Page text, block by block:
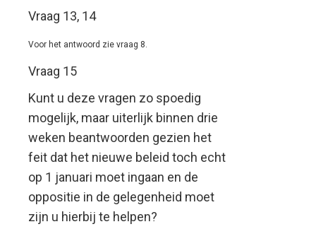
Vraag 13, 14
Voor het antwoord zie vraag 8.
Vraag 15
Kunt u deze vragen zo spoedig
mogelijk, maar uiterlijk binnen drie
weken beantwoorden gezien het
feit dat het nieuwe beleid toch echt
op 1 januari moet ingaan en de
oppositie in de gelegenheid moet
zijn u hierbij te helpen?